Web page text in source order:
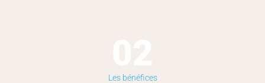
Les bénéfices